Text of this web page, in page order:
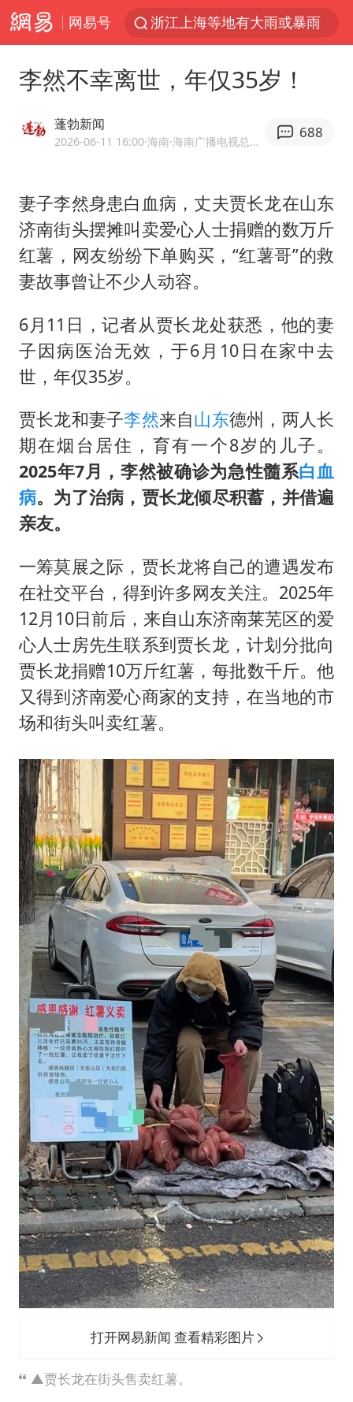
网易号
浙江上海等地有大雨或暴雨
新疆景区自驾服务费改为按车收费
视频丨中国东方电气集团原党组副书记、董事宋致远被查
香港宏福苑火灾或由烟头引起
白海豚将正面袭击贯穿浙江
浙江台州《告全体市民书》
酒店回应车内过夜被收150元
“不怕六爷挂得多 就怕六爷挂一颗”
36岁男演员成景区NPC后人气爆棚
人民的健康、体质、幸福一脉相承
李然不幸离世，年仅35岁！
蓬勃新闻
2026-06-11 16:00·海南 ·海南广播电视总台《直播海南》栏目官方网易号
688
妻子李然身患白血病，丈夫贾长龙在山东
济南街头摆摊叫卖爱心人士捐赠的数万斤
红薯，网友纷纷下单购买，“红薯哥”的救
妻故事曾让不少人动容。
6月11日，记者从贾长龙处获悉，他的妻
子因病医治无效，于6月10日在家中去
世，年仅35岁。
贾长龙和妻子李然来自山东德州，两人长
期在烟台居住，育有一个8岁的儿子。
2025年7月，李然被确诊为急性髓系白血
病。为了治病，贾长龙倾尽积蓄，并借遍
亲友。
一筹莫展之际，贾长龙将自己的遭遇发布
在社交平台，得到许多网友关注。2025年
12月10日前后，来自山东济南莱芜区的爱
心人士房先生联系到贾长龙，计划分批向
贾长龙捐赠10万斤红薯，每批数千斤。他
又得到济南爱心商家的支持，在当地的市
场和街头叫卖红薯。
打开网易新闻 查看精彩图片
▲贾长龙在街头售卖红薯。